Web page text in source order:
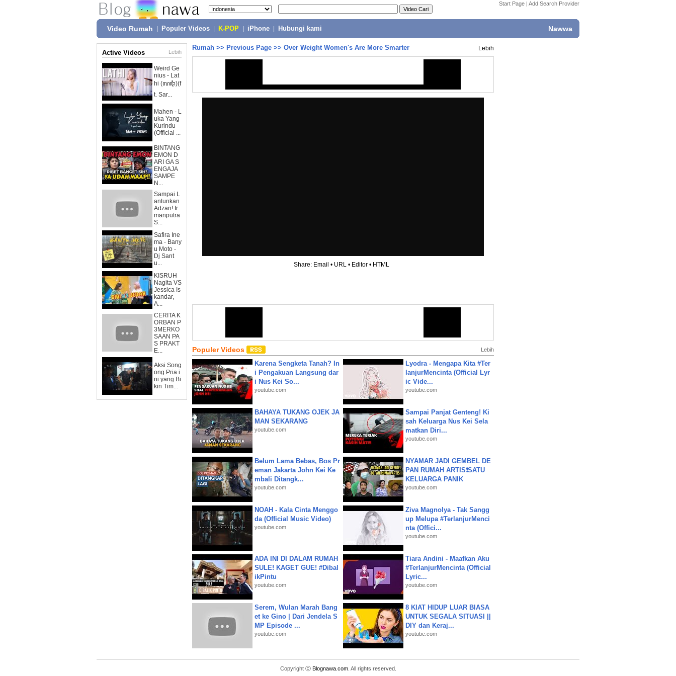
Start Page | Add Search Provider
Video Rumah Populer Videos K-POP iPhone Hubungi kami Nawwa
Active Videos Lebih
Weird Ge
nius - Lat
hi (ꦭꦛꦶ)(f
t. Sar...
Mahen - L
uka Yang
Kurindu
(Official ...
BINTANG
EMON D
ARI GA S
ENGAJA
SAMPE
N...
Sampai L
antunkan
Adzan! Ir
manputra
S...
Safira Ine
ma - Bany
u Moto -
Dj Sant
u...
KISRUH
Nagita VS
Jessica Is
kandar,
A...
CERITA K
ORBAN P
3MERKO
SAAN PA
S PRAKT
E...
Aksi Song
ong Pria i
ni yang Bi
kin Tim...
Rumah >> Previous Page >> Over Weight Women's Are More Smarter Lebih
Share: Email • URL • Editor • HTML
Populer Videos Lebih
Karena Sengketa Tanah? In
i Pengakuan Langsung dar
i Nus Kei So...
youtube.com
Lyodra - Mengapa Kita #Ter
lanjurMencinta (Official Lyr
ic Vide...
youtube.com
BAHAYA TUKANG OJEK JA
MAN SEKARANG
youtube.com
Sampai Panjat Genteng! Ki
sah Keluarga Nus Kei Sela
matkan Diri...
youtube.com
Belum Lama Bebas, Bos Pr
eman Jakarta John Kei Ke
mbali Ditangk...
youtube.com
NYAMAR JADI GEMBEL DE
PAN RUMAH ARTIS❗SATU
KELUARGA PANIK
youtube.com
NOAH - Kala Cinta Menggo
da (Official Music Video)
youtube.com
Ziva Magnolya - Tak Sangg
up Melupa #TerlanjurMenci
nta (Offici...
youtube.com
ADA INI DI DALAM RUMAH
SULE! KAGET GUE! #Dibal
ikPintu
youtube.com
Tiara Andini - Maafkan Aku
#TerlanjurMencinta (Official
Lyric...
youtube.com
Serem, Wulan Marah Bang
et ke Gino | Dari Jendela S
MP Episode ...
youtube.com
8 KIAT HIDUP LUAR BIASA
UNTUK SEGALA SITUASI ||
DIY dan Keraj...
youtube.com
Copyright ⓒ Blognawa.com. All rights reserved.